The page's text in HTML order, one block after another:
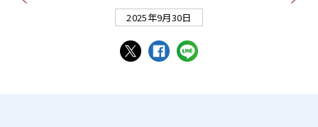
2025年9月30日